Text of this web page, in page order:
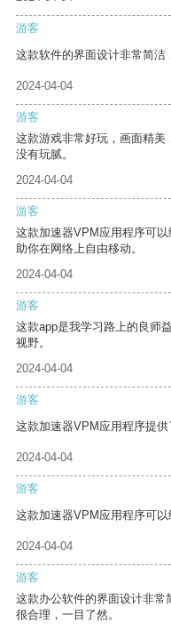
游客
这款软件的界面设计非常简洁
2024-04-04
游客
这款游戏非常好玩，画面精
没有玩腻。
2024-04-04
游客
这款加速器VPM应用程序可
助你在网络上自由移动。
2024-04-04
游客
这款app是我学习路上的良师
视野。
2024-04-04
游客
这款加速器VPM应用程序提供
2024-04-04
游客
这款加速器VPM应用程序可以
2024-04-04
游客
这款办公软件的界面设计非
很合理，一目了然。